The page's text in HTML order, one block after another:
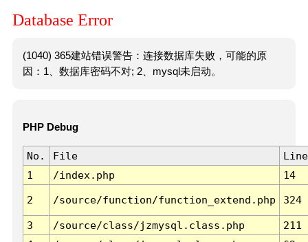
Database Error
(1040) 365建站错误警告：连接数据库失败，可能的原
因：1、数据库密码不对; 2、mysql未启动。
PHP Debug
No. File
Line
1
/index.php 14
2 /source/function/function_extend.php 324
3 /source/class/jzmysql.class.php
211